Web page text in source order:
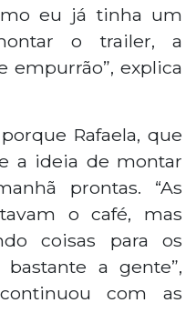
eu já tinha um
o trailer, a
empurrão”, explica
Rafaela, que
a ideia de montar
prontas. “As
o café, mas
coisas para os
a gente”,
com as